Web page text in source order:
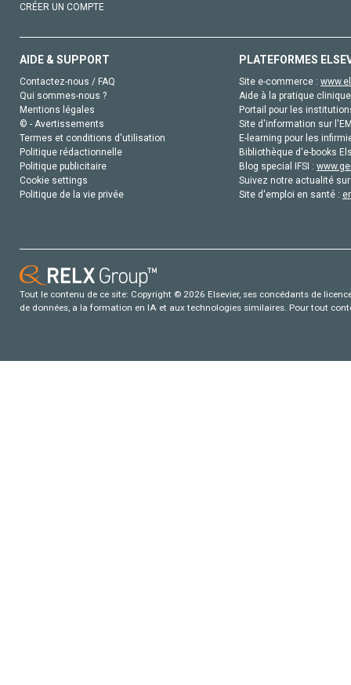
CRÉER UN COMPTE
AIDE & SUPPORT
Contactez-nous / FAQ
Qui sommes-nous ?
Mentions légales
© - Avertissements
Termes et conditions d'utilisation
Politique rédactionnelle
Politique publicitaire
Cookie settings
Politique de la vie privée
PLATEFORMES
Site e-commerce :
Aide à la pratique
Portail pour les
Site d'information sur
E-learning pour les
Bibliothèque d'e-books
Blog special IFSI :
Suivez notre actualité
Site d'emploi en santé :
Tout le contenu de ce site: Copyright © 2026 Elsevier, ses concédants de
de données, a la formation en IA et aux technologies similaires. Pour tout